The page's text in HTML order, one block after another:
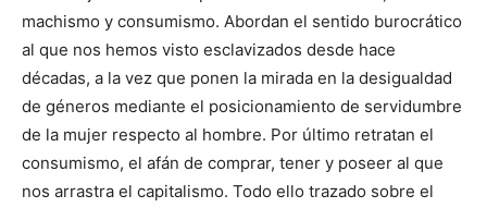
machismo y consumismo. Abordan el sentido burocrático
al que nos hemos visto esclavizados desde hace
décadas, a la vez que ponen la mirada en la desigualdad
de géneros mediante el posicionamiento de servidumbre
de la mujer respecto al hombre. Por último retratan el
consumismo, el afán de comprar, tener y poseer al que
nos arrastra el capitalismo. Todo ello trazado sobre el